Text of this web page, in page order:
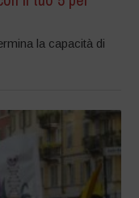
la capacità di